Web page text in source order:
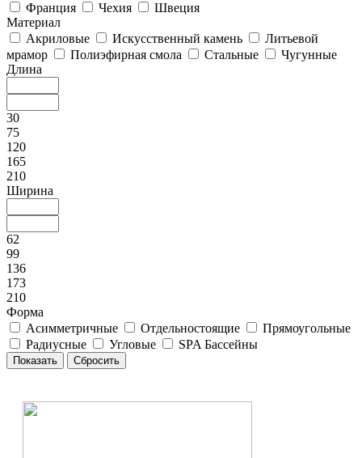
Франция
Чехия
Швеция
Материал
Акриловые
Искусственный камень
Литьевой
мрамор
Полиэфирная смола Стальные
Чугунные
Длина
30
75
120
165
210
Ширина
62
99
136
173
210
Форма
Асимметричные
Отдельностоящие
Прямоугольные
Радиусные
Угловые SPA Бассейны